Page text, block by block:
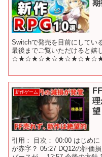
期
Switchで発売を目前にしてい
最後までご覧いただけると嬉
☆★☆★☆★☆★☆★☆★☆★☆★ ↓
新作ゲーム
引用： 目次： 00:00 はじめ
が赤字？ 05:27 DQ12の評価